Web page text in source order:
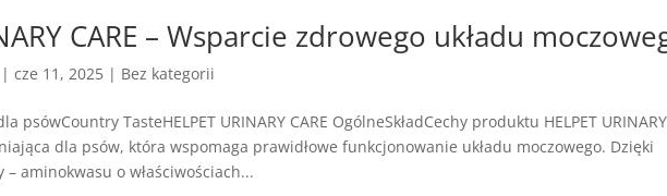
CARE – Wsparcie zdrowego układu
|cze 11, 2025 | Bez kategorii
psówCountry TasteHELPET URINARY CARE OgólneSkładCechy produktu HELPET URINARY
dla psów, która wspomaga prawidłowe funkcjonowanie układu moczowego. Dzięki
aminokwasu o właściwościach...